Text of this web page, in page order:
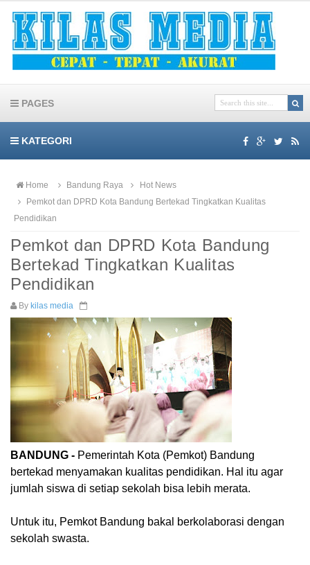
PAGES
KATEGORI
Home Bandung Raya
Hot News
Pemkot dan DPRD Kota Bandung Bertekad Tingkatkan Kualitas
Pendidikan
Pemkot dan DPRD Kota Bandung
Bertekad Tingkatkan Kualitas
Pendidikan
By kilas media
BANDUNG - Pemerintah Kota (Pemkot) Bandung
bertekad menyamakan kualitas pendidikan. Hal itu agar
jumlah siswa di setiap sekolah bisa lebih merata.
Untuk itu, Pemkot Bandung bakal berkolaborasi dengan
sekolah swasta.